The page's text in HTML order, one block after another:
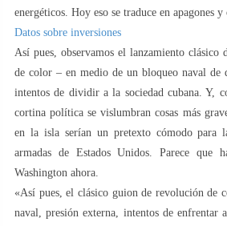
energéticos. Hoy eso se traduce en apagones y
Datos sobre inversiones
Así pues, observamos el lanzamiento
de color – en medio de un bloqueo naval de
intentos de dividir a la sociedad cubana. Y,
cortina política se vislumbran cosas más
en la isla serían un pretexto cómodo para
armadas de Estados Unidos. Parece que
Washington ahora.
«Así pues, el clásico guion de revolución de
naval, presión externa, intentos de enfrentar